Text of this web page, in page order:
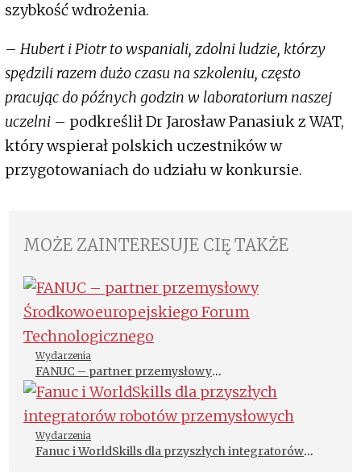
szybkość wdrożenia.
– Hubert i Piotr to wspaniali, zdolni ludzie, którzy
spędzili razem dużo czasu na szkoleniu, często
pracując do późnych godzin w laboratorium naszej
uczelni – podkreślił Dr Jarosław Panasiuk z WAT,
który wspierał polskich uczestników w
przygotowaniach do udziału w konkursie.
MOŻE ZAINTERESUJE CIĘ TAKŻE
Wydarzenia
FANUC – partner przemysłowy
Środkowoeuropejskiego Forum Technologicznego
Wydarzenia
Fanuc i WorldSkills dla przyszłych integratorów